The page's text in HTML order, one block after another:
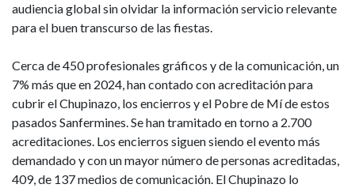
audiencia global sin olvidar la información servicio relevante
para el buen transcurso de las fiestas.
Cerca de 450 profesionales gráficos y de la comunicación, un
7% más que en 2024, han contado con acreditación para
cubrir el Chupinazo, los encierros y el Pobre de Mí de estos
pasados Sanfermines. Se han tramitado en torno a 2.700
acreditaciones. Los encierros siguen siendo el evento más
demandado y con un mayor número de personas acreditadas,
409, de 137 medios de comunicación. El Chupinazo lo